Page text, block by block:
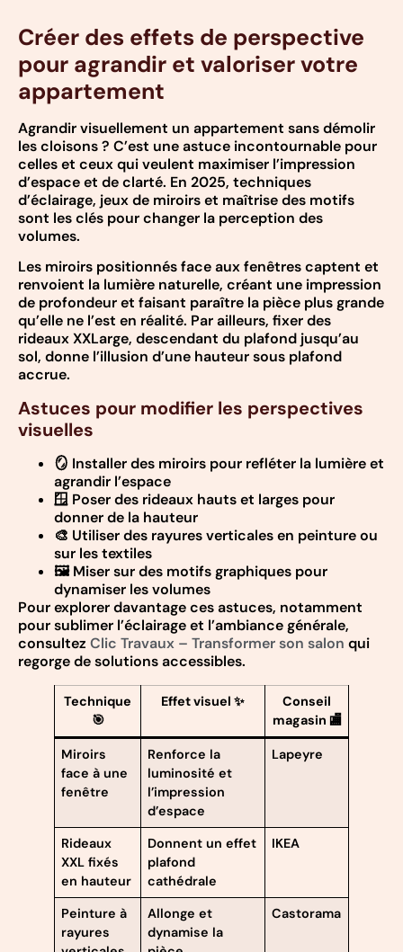
Créer des effets de perspective
pour agrandir et valoriser votre
appartement
Agrandir visuellement un appartement sans démolir
les cloisons ? C’est une astuce incontournable pour
celles et ceux qui veulent maximiser l’impression
d’espace et de clarté. En 2025, techniques
d’éclairage, jeux de miroirs et maîtrise des motifs
sont les clés pour changer la perception des
volumes.
Les miroirs positionnés face aux fenêtres captent et
renvoient la lumière naturelle, créant une impression
de profondeur et faisant paraître la pièce plus grande
qu’elle ne l’est en réalité. Par ailleurs, fixer des
rideaux XXLarge, descendant du plafond jusqu’au
sol, donne l’illusion d’une hauteur sous plafond
accrue.
Astuces pour modifier les perspectives
visuelles
🪞 Installer des miroirs pour refléter la lumière et
agrandir l’espace
🪟 Poser des rideaux hauts et larges pour
donner de la hauteur
🎨 Utiliser des rayures verticales en peinture ou
sur les textiles
🖼️ Miser sur des motifs graphiques pour
dynamiser les volumes
Pour explorer davantage ces astuces, notamment
pour sublimer l’éclairage et l’ambiance générale,
consultez Clic Travaux – Transformer son salon qui
regorge de solutions accessibles.
Technique
🎯
Effet visuel ✨
Conseil
magasin 🏬
Miroirs
face à une
fenêtre
Renforce la
luminosité et
l’impression
d’espace
Lapeyre
Rideaux
XXL fixés
en hauteur
Donnent un effet
plafond
cathédrale
IKEA
Peinture à
rayures
Allonge et
dynamise la
Castorama